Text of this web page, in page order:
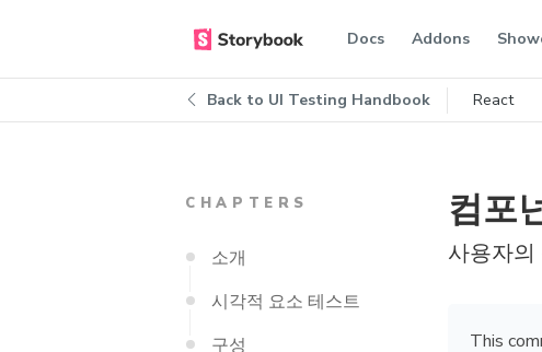
Docs Addons
Back to UI Testing Handbook React
CHAPTERS
소개
시각적 요소 테스트
구성
컴포
사용자
This